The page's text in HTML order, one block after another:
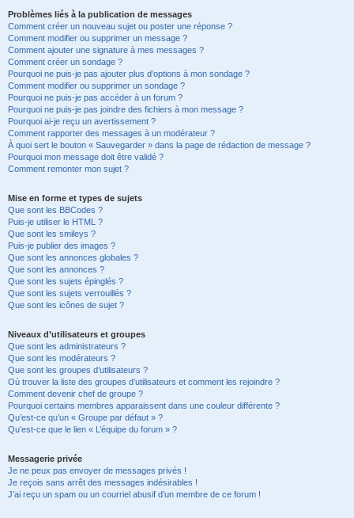
Problèmes liés à la publication de messages
Comment créer un nouveau sujet ou poster une réponse ?
Comment modifier ou supprimer un message ?
Comment ajouter une signature à mes messages ?
Comment créer un sondage ?
Pourquoi ne puis-je pas ajouter plus d’options à mon sondage ?
Comment modifier ou supprimer un sondage ?
Pourquoi ne puis-je pas accéder à un forum ?
Pourquoi ne puis-je pas joindre des fichiers à mon message ?
Pourquoi ai-je reçu un avertissement ?
Comment rapporter des messages à un modérateur ?
À quoi sert le bouton « Sauvegarder » dans la page de rédaction de message ?
Pourquoi mon message doit être validé ?
Comment remonter mon sujet ?
Mise en forme et types de sujets
Que sont les BBCodes ?
Puis-je utiliser le HTML ?
Que sont les smileys ?
Puis-je publier des images ?
Que sont les annonces globales ?
Que sont les annonces ?
Que sont les sujets épinglés ?
Que sont les sujets verrouillés ?
Que sont les icônes de sujet ?
Niveaux d’utilisateurs et groupes
Que sont les administrateurs ?
Que sont les modérateurs ?
Que sont les groupes d’utilisateurs ?
Où trouver la liste des groupes d’utilisateurs et comment les rejoindre ?
Comment devenir chef de groupe ?
Pourquoi certains membres apparaissent dans une couleur différente ?
Qu’est-ce qu’un « Groupe par défaut » ?
Qu’est-ce que le lien « L’équipe du forum » ?
Messagerie privée
Je ne peux pas envoyer de messages privés !
Je reçois sans arrêt des messages indésirables !
J’ai reçu un spam ou un courriel abusif d’un membre de ce forum !